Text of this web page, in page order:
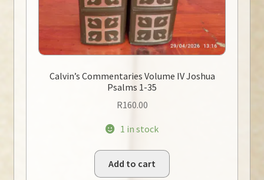
Calvin’s Commentaries Volume IV Joshua
Psalms 1-35
R160.00
1 in stock
Add to cart